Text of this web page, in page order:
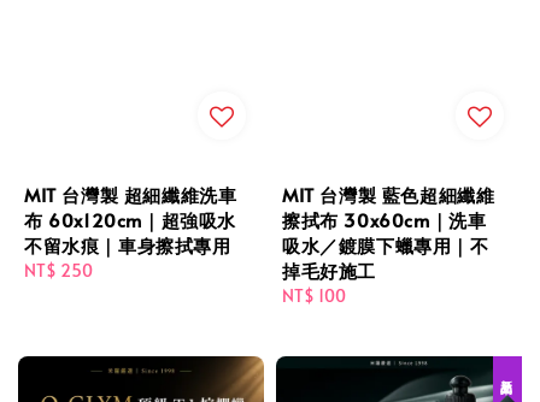
MIT 台灣製 超細纖維洗車
布 60x120cm｜超強吸水
不留水痕｜車身擦拭專用
Regular
NT$ 250
MIT 台灣製 藍色超細纖維
擦拭布 30x60cm｜洗車
吸水／鍍膜下蠟專用｜不
掉毛好施工
Regular
NT$ 100